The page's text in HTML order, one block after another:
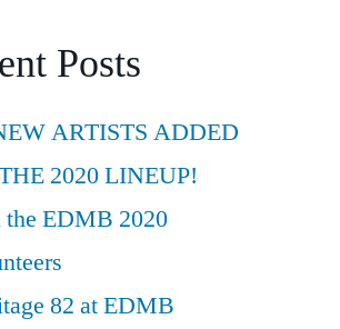
Posts
ARTISTS ADDED
2020 LINEUP!
the EDMB 2020
82 at EDMB